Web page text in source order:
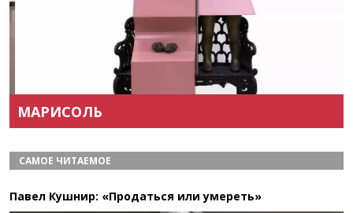
МАРИСОЛЬ
САМОЕ ЧИТАЕМОЕ
Павел Кушнир: «Продаться или умереть»